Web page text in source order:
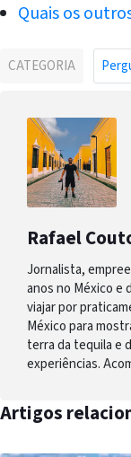
Quais os
CATEGORIA
Rafael
Jornalista,
anos no México
viajar por
México para
terra da tequila e
experiências.
Artigos